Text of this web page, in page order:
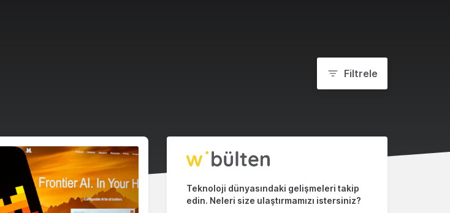
Filtrele
Teknoloji dünyasındaki gelişmeleri takip
edin. Neleri size ulaştırmamızı istersiniz?